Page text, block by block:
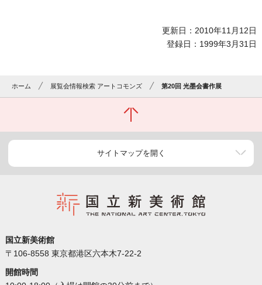
更新日：2010年11月12日
登録日：1999年3月31日
ホーム 展覧会情報検索 アートコモンズ 第20回 光墨会書作展
サイトマップを開く
国立新美術館
〒106-8558 東京都港区六本木7-22-2
開館時間